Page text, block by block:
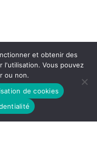
et obtenir des
l'utilisation. Vous pouvez
ou non.
de cookies